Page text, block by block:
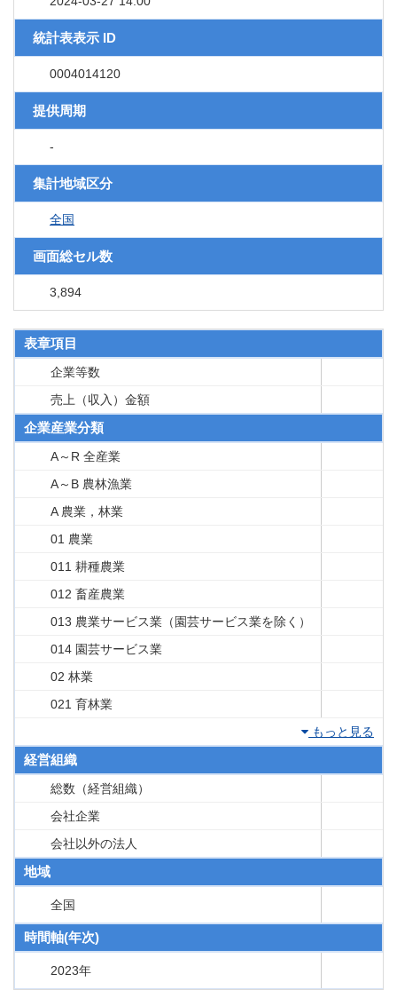
統計表表示 ID
0004014120
提供周期
-
集計地域区分
全国
画面総セル数
3,894
表章項目
企業等数
売上（収入）金額
企業産業分類
A～R 全産業
A～B 農林漁業
A 農業，林業
01 農業
011 耕種農業
012 畜産農業
013 農業サービス業（園芸サービス業を除く）
014 園芸サービス業
02 林業
021 育林業
もっと見る
経営組織
総数（経営組織）
会社企業
会社以外の法人
地域
全国
時間軸(年次)
2023年